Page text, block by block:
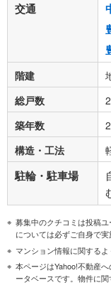
交通
階建
総戸数
築年数
構造・工法
駐輪・駐車場
募集中のクチコミは投稿
については必ずご自身で実
マンション情報に関する
本ページはYahoo!不動産
ータベースです。物件に